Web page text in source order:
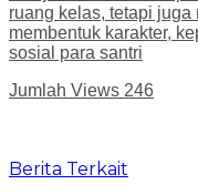
ruang kelas, tetapi
membentuk karakter,
sosial para santri
Jumlah Views 246
Berita Terkait